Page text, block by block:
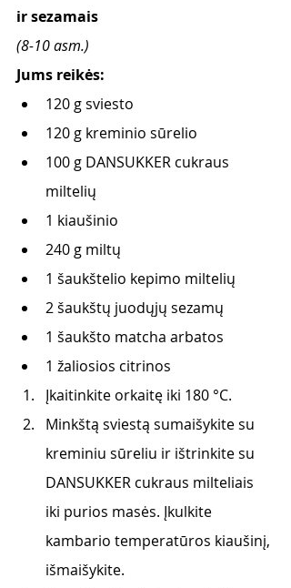
ir sezamais
(8-10 asm.)
Jums reikės:
120 g sviesto
120 g kreminio sūrelio
100 g DANSUKKER cukraus
miltelių
1 kiaušinio
240 g miltų
1 šaukštelio kepimo miltelių
2 šaukštų juodųjų sezamų
1 šaukšto matcha arbatos
1 žaliosios citrinos
Įkaitinkite orkaitę iki 180 °C.
Minkštą sviestą sumaišykite su
kreminiu sūreliu ir ištrinkite su
DANSUKKER cukraus milteliais
iki purios masės. Įkulkite
kambario temperatūros kiaušinį,
išmaišykite.